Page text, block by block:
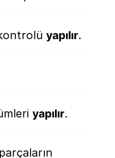
yapılır.
yapılır.